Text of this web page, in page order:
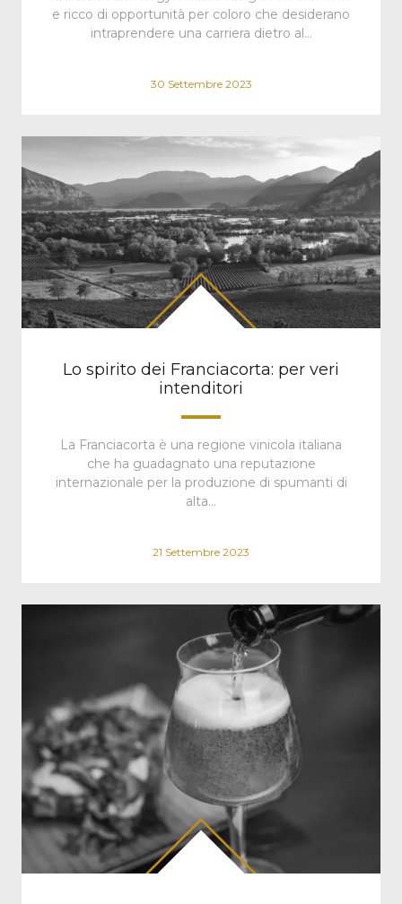
e ricco di opportunità per coloro che desiderano
intraprendere una carriera dietro al…
30 Settembre 2023
Lo spirito dei Franciacorta: per veri
intenditori
La Franciacorta è una regione vinicola italiana
che ha guadagnato una reputazione
internazionale per la produzione di spumanti di
alta…
21 Settembre 2023